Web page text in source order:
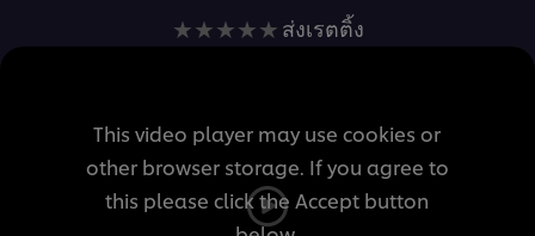
ไม่มี
การ
สำหรับ
recipe
นี้
ส่งเรตติ้ง
This video player may use cookies or
other browser storage. If you agree to
this please click the Accept button